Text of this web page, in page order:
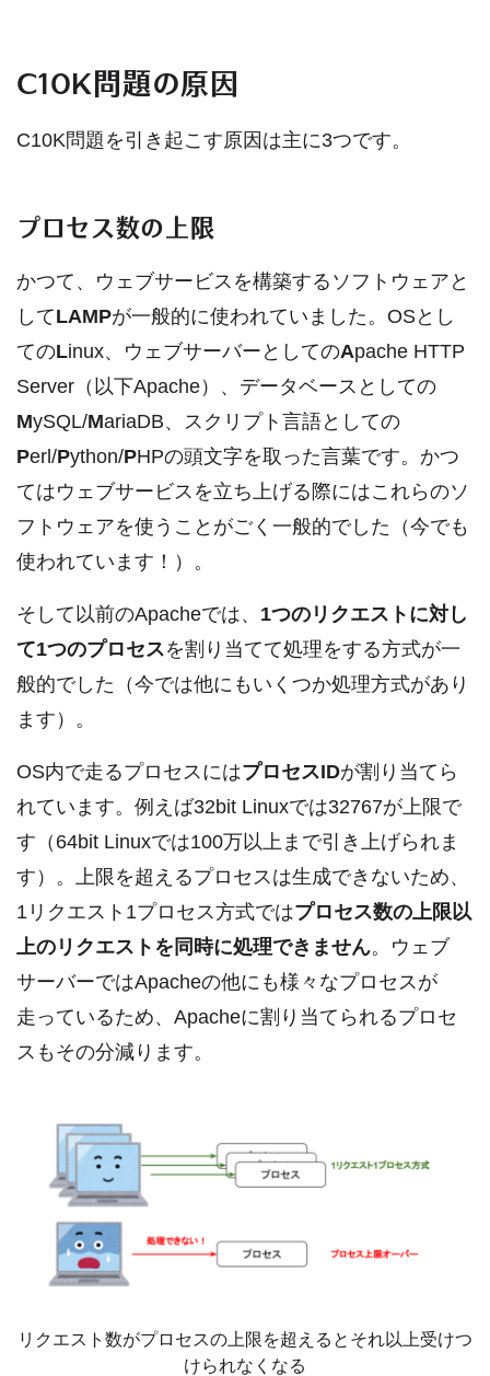
C10K問題の原因
C10K問題を引き起こす原因は主に3つです。
プロセス数の上限
かつて、ウェブサービスを構築するソフトウェアと
してLAMPが一般的に使われていました。OSとし
てのLinux、ウェブサーバーとしてのApache HTTP
Server（以下Apache）、データベースとしての
MySQL/MariaDB、スクリプト言語としての
Perl/Python/PHPの頭文字を取った言葉です。かつ
てはウェブサービスを立ち上げる際にはこれらのソ
フトウェアを使うことがごく一般的でした（今でも
使われています！）。
そして以前のApacheでは、 1つのリクエストに対し
て1つのプロセスを割り当てて処理をする方式が一
般的でした（今では他にもいくつか処理方式があり
ます）。
OS内で走るプロセスにはプロセスIDが割り当てら
れています。例えば32bit Linuxでは32767が上限で
す（64bit Linuxでは100万以上まで引き上げられま
す）。上限を超えるプロセスは生成できないため、
1リクエスト1プロセス方式ではプロセス数の上限以
上のリクエストを同時に処理できません。ウェブ
サーバーではApacheの他にも様々なプロセスが
走っているため、Apacheに割り当てられるプロセ
スもその分減ります。
リクエスト数がプロセスの上限を超えるとそれ以上受けつ
けられなくなる